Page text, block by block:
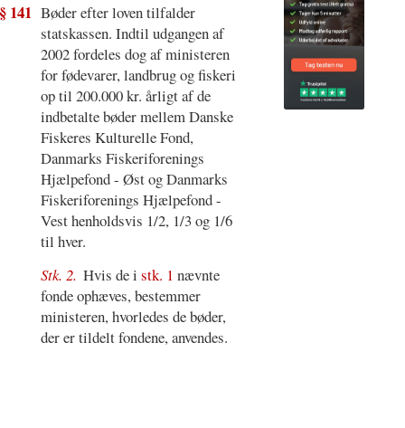
141 Bøder efter loven tilfalder
statskassen. Indtil udgangen af
2002 fordeles dog af ministeren
for fødevarer, landbrug og fiskeri
op til 200.000 kr. årligt af de
indbetalte bøder mellem Danske
Fiskeres Kulturelle Fond,
Danmarks Fiskeriforenings
Hjælpefond - Øst og Danmarks
Fiskeriforenings Hjælpefond -
Vest henholdsvis 1/2, 1/3 og 1/6
til hver.
Stk. 2. Hvis de istk. 1 nævnte
fonde ophæves, bestemmer
ministeren, hvorledes de bøder,
der er tildelt fondene, anvendes.